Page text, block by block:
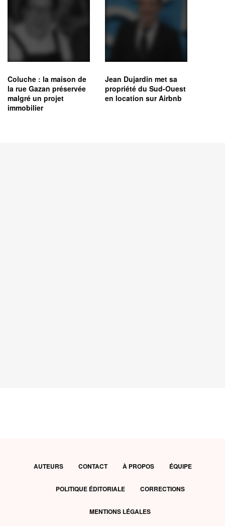
Coluche : la maison de
la rue Gazan préservée
malgré un projet
immobilier
Jean Dujardin met sa
propriété du Sud-Ouest
en location sur Airbnb
AUTEURS CONTACT À PROPOS ÉQUIPE
POLITIQUE ÉDITORIALE CORRECTIONS
MENTIONS LÉGALES